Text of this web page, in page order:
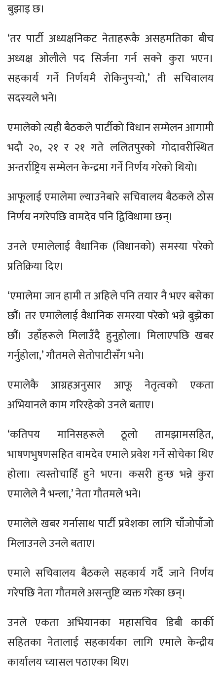
बुझाइ छ।
‘तर पार्टी अध्यक्षनिकट नेताहरूकै असहमतिका बीच
अध्यक्ष ओलीले पद सिर्जना गर्न सक्ने कुरा भएन।
सहकार्य गर्ने निर्णयमै रोकिनुपर्‍यो,’ ती सचिवालय
सदस्यले भने।
एमालेको त्यही बैठकले पार्टीको विधान सम्मेलन आगामी
भदौ २०, २१ र २१ गते ललितपुरको गोदावरीस्थित
अन्तर्राष्ट्रिय सम्मेलन केन्द्रमा गर्ने निर्णय गरेको थियो।
आफूलाई एमालेमा ल्याउनेबारे सचिवालय बैठकले ठोस
निर्णय नगरेपछि वामदेव पनि द्विविधामा छन्।
उनले एमालेलाई वैधानिक (विधानको) समस्या परेको
प्रतिक्रिया दिए।
‘एमालेमा जान हामी त अहिले पनि तयार नै भएर बसेका
छौं। तर एमालेलाई वैधानिक समस्या परेको भन्ने बुझेका
छौं। उहाँहरूले मिलाउँदै हुनुहोला। मिलाएपछि खबर
गर्नुहोला,’ गौतमले सेतोपाटीसँग भने।
एमालेकै आग्रहअनुसार आफू नेतृत्वको एकता
अभियानले काम गरिरहेको उनले बताए।
‘कतिपय मानिसहरूले ठूलो तामझामसहित,
भाषणभुषणसहित वामदेव एमाले प्रवेश गर्ने सोचेका थिए
होला। त्यस्तोचाहिँ हुने भएन। कसरी हुन्छ भन्ने कुरा
एमालेले नै भन्ला,’ नेता गौतमले भने।
एमालेले खबर गर्नासाथ पार्टी प्रवेशका लागि चाँजोपाँजो
मिलाउनले उनले बताए।
एमाले सचिवालय बैठकले सहकार्य गर्दै जाने निर्णय
गरेपछि नेता गौतमले असन्तुष्टि व्यक्त गरेका छन्।
उनले एकता अभियानका महासचिव डिबी कार्की
सहितका नेतालाई सहकार्यका लागि एमाले केन्द्रीय
कार्यालय च्यासल पठाएका थिए।